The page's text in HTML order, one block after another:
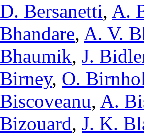
D. Bersanetti, A.
Bhandare, A. V.
Bhaumik, J.
Birney, O.
Biscoveanu, A.
Bizouard, J. K.